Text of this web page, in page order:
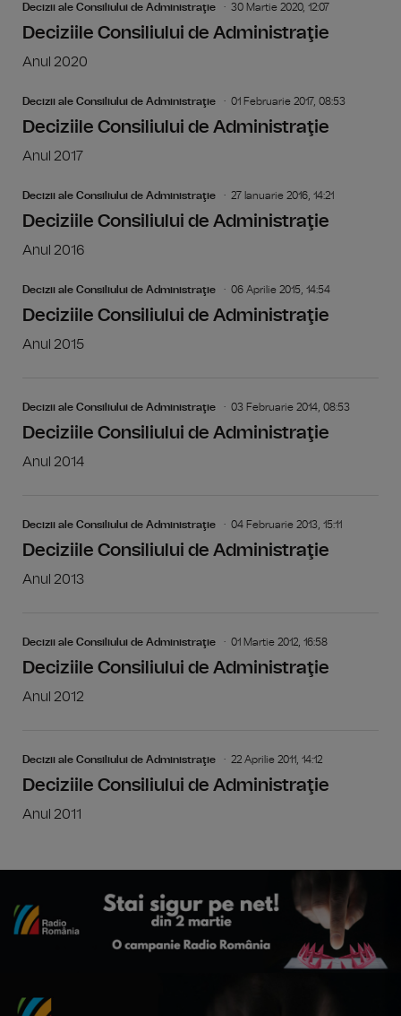
Decizii ale Consiliului de Administraţie 30 Martie 2020, 12:07
Deciziile Consiliului de Administraţie
Anul 2020
Decizii ale Consiliului de Administraţie 01 Februarie 2017, 08:53
Deciziile Consiliului de Administraţie
Anul 2017
Decizii ale Consiliului de Administraţie 27 Ianuarie 2016, 14:21
Deciziile Consiliului de Administraţie
Anul 2016
Decizii ale Consiliului de Administraţie 06 Aprilie 2015, 14:54
Deciziile Consiliului de Administraţie
Anul 2015
Decizii ale Consiliului de Administraţie 03 Februarie 2014, 08:53
Deciziile Consiliului de Administraţie
Anul 2014
Decizii ale Consiliului de Administraţie 04 Februarie 2013, 15:11
Deciziile Consiliului de Administraţie
Anul 2013
Decizii ale Consiliului de Administraţie 01 Martie 2012, 16:58
Deciziile Consiliului de Administraţie
Anul 2012
Decizii ale Consiliului de Administraţie 22 Aprilie 2011, 14:12
Deciziile Consiliului de Administraţie
Anul 2011